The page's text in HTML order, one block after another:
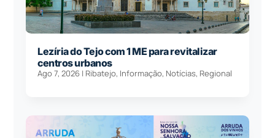
Lezíria do Tejo com 1 ME para revitalizar
centros urbanos
Ago 7, 2026 | Ribatejo, Informação, Notícias, Regional